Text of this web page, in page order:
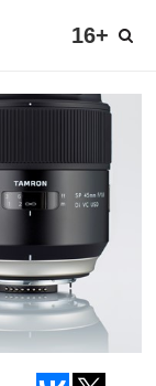
16+